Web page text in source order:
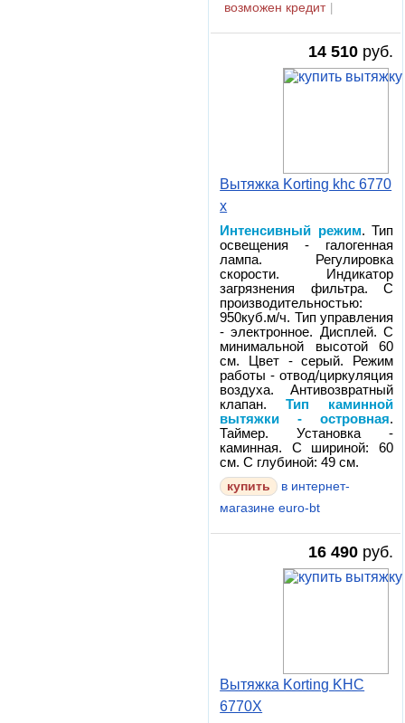
возможен кредит
14 510 руб.
Вытяжка Korting khc 6770
x
Интенсивный режим. Тип
освещения - галогенная
лампа. Регулировка
скорости. Индикатор
загрязнения фильтра. С
производительностью:
950куб.м/ч. Тип управления
- электронное. Дисплей. С
минимальной высотой 60
см. Цвет - серый. Режим
работы - отвод/циркуляция
воздуха. Антивозвратный
клапан.Тип каминной
вытяжки - островная.
Таймер. Установка -
каминная. С шириной: 60
см. С глубиной: 49 см.
в интернет-
магазине euro-bt
16 490 руб.
Вытяжка Korting KHC
6770X